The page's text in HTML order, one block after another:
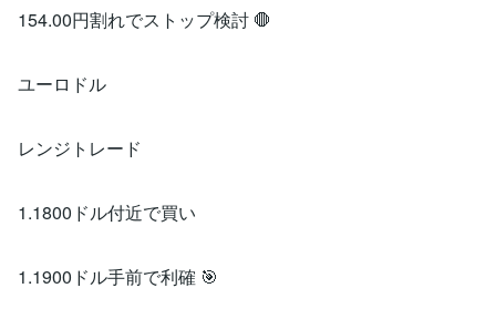
154.00円割れでストップ検討 🛑
ユーロドル
レンジトレード
1.1800ドル付近で買い
1.1900ドル手前で利確 🎯